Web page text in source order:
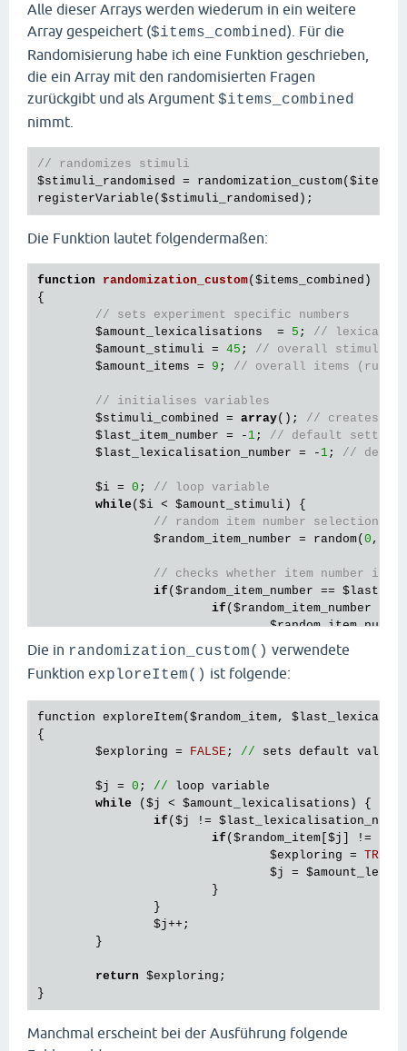
Alle dieser Arrays werden wiederum in ein weitere
Array gespeichert ($items_combined). Für die
Randomisierung habe ich eine Funktion geschrieben,
die ein Array mit den randomisierten Fragen
zurückgibt und als Argument $items_combined
nimmt.
// randomizes stimuli
$stimuli_randomised = randomization_custom(
registerVariable( $stimuli_randomised
Die Funktion lautet folgendermaßen:
function randomization_custom( $items_combined )
{
// sets experiment specific numbers
$amount_lexicalisations
  =
5 ; //
$amount_stimuli = 45 ; // overall stimuli
$amount_items = 9 ; // overall items
// initialises variables
$stimuli_combined = array(); // creates
$last_item_number = - 1; // default setting
$last_lexicalisation_number = - 1; //
$i = 0 ; // loop variable
while ( $i < $amount_stimuli ) {
// random item number selection
$random_item_number = random( 0 , (
// checks whether item number is
if ( $random_item_number ==
if ( $random_item_number
$random_item_number
			}
{
$random_item_number
		}
$random_lexicalisation_number
// checks whether lexicalisation
$random_lexicalisation_number
$search = TRUE; // loop
Die in randomization_custom() verwendete
Funktion exploreItem() ist folgende:
function exploreItem( $random_item,
{
$exploring = FALSE; // sets default value
$j = 0 ; // loop variable
while ( $j < $amount_lexicalisations ) {
if ( $j !=
if ( $random_item $j ] !=
$exploring = TRUE
$j
=
$j++;
return $exploring ;
Manchmal erscheint bei der Ausführung folgende